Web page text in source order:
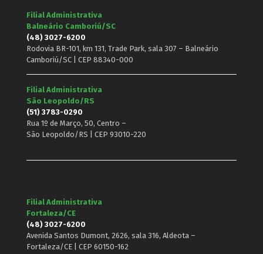
Filial Administrativa
Balneário Camboriú/SC
(48) 3027-6200
Rodovia BR-101, km 131, Trade Park, sala 307 – Balneário
Camboriú/SC | CEP 88340-000
Filial Administrativa
São Leopoldo/RS
(51) 3783-0290
Rua 1º de Março, 50, Centro –
São Leopoldo/RS | CEP 93010-220
Filial Administrativa
Fortaleza/CE
(48) 3027-6200
Avenida Santos Dumont, 2626, sala 316, Aldeota –
Fortaleza/CE | CEP 60150-162